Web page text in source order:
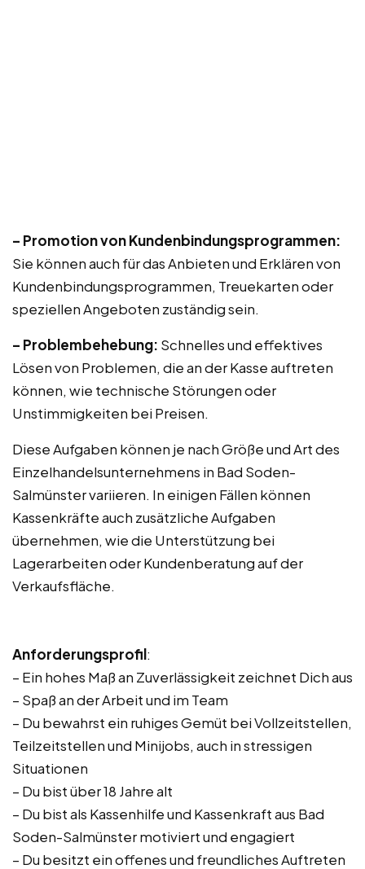
– Promotion von Kundenbindungsprogrammen:
Sie können auch für das Anbieten und Erklären von
Kundenbindungsprogrammen, Treuekarten oder
speziellen Angeboten zuständig sein.
– Problembehebung: Schnelles und effektives
Lösen von Problemen, die an der Kasse auftreten
können, wie technische Störungen oder
Unstimmigkeiten bei Preisen.
Diese Aufgaben können je nach Größe und Art des
Einzelhandelsunternehmens in Bad Soden-
Salmünster variieren. In einigen Fällen können
Kassenkräfte auch zusätzliche Aufgaben
übernehmen, wie die Unterstützung bei
Lagerarbeiten oder Kundenberatung auf der
Verkaufsfläche.
Anforderungsprofil:
– Ein hohes Maß an Zuverlässigkeit zeichnet Dich aus
– Spaß an der Arbeit und im Team
– Du bewahrst ein ruhiges Gemüt bei Vollzeitstellen,
Teilzeitstellen und Minijobs, auch in stressigen
Situationen
– Du bist über 18 Jahre alt
– Du bist als Kassenhilfe und Kassenkraft aus Bad
Soden-Salmünster motiviert und engagiert
– Du besitzt ein offenes und freundliches Auftreten